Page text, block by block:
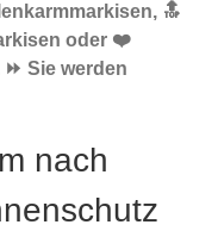
🔝
oder ❤️
⏩ Sie werden
nach